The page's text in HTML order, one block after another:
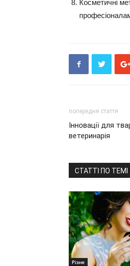
Косметичні
попередня стаття
Інновації для
ветеринарія
СТАТТІ ПО ТЕМІ
Різне